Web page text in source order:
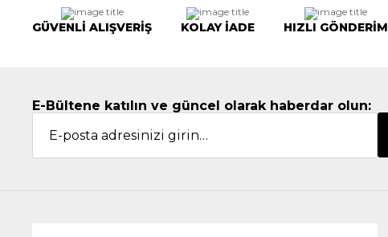
GÜVENLİ ALIŞVERİŞ KOLAY İADE HIZLI GÖNDERİM
E-Bültene katılın ve güncel olarak haberdar olun: